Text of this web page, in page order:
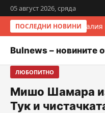
05 август 2026, сряда
ПОСЛЕДНИ НОВИНИИталия
Bulnews – новините
ЛЮБОПИТНО
Мишо Шамара
Тук и